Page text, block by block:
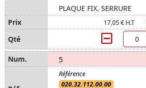
PLAQUE FIX. SERRURE
17,05 € H.T
5
020.32.112.00.00